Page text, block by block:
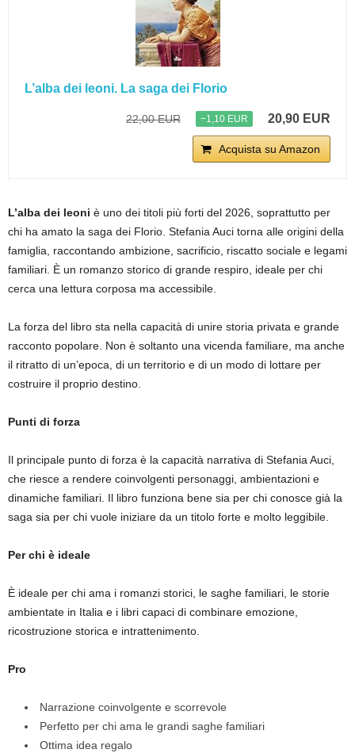
L’alba dei leoni. La saga dei Florio
22,00 EUR −1,10 EUR 20,90 EUR
Acquista su Amazon
L’alba dei leoni è uno dei titoli più forti del 2026, soprattutto per
chi ha amato la saga dei Florio. Stefania Auci torna alle origini della
famiglia, raccontando ambizione, sacrificio, riscatto sociale e legami
familiari. È un romanzo storico di grande respiro, ideale per chi
cerca una lettura corposa ma accessibile.
La forza del libro sta nella capacità di unire storia privata e grande
racconto popolare. Non è soltanto una vicenda familiare, ma anche
il ritratto di un’epoca, di un territorio e di un modo di lottare per
costruire il proprio destino.
Punti di forza
Il principale punto di forza è la capacità narrativa di Stefania Auci,
che riesce a rendere coinvolgenti personaggi, ambientazioni e
dinamiche familiari. Il libro funziona bene sia per chi conosce già la
saga sia per chi vuole iniziare da un titolo forte e molto leggibile.
Per chi è ideale
È ideale per chi ama i romanzi storici, le saghe familiari, le storie
ambientate in Italia e i libri capaci di combinare emozione,
ricostruzione storica e intrattenimento.
Pro
Narrazione coinvolgente e scorrevole
Perfetto per chi ama le grandi saghe familiari
Ottima idea regalo